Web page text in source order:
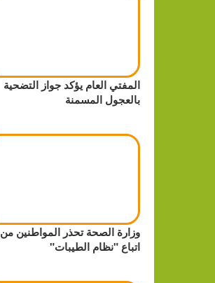
المفتي العام يؤكد جواز التضحية
بالعجول المسمنة
وزارة الصحة تحذر المواطنين من
اتباع "نظام الطيبات"